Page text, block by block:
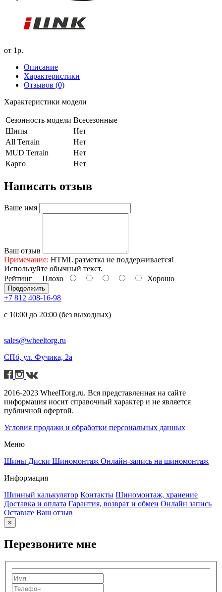
от 1р.
Описание
Характеристики
Отзывов (0)
Характеристики модели
Сезонность модели Всесезонные
Шипы
Нет
All Terrain
Нет
MUD Terrain
Нет
Карго
Нет
Написать отзыв
Ваше имя
Ваш отзыв
Примечание: HTML разметка не поддерживается!
Используйте обычный текст.
Рейтинг Плохо Хорошо
Продолжить
+7 812 408-16-98
с 10:00 до 20:00 (без выходных)
sales@wheeltorg.ru
СПб, ул. Фучика, 2а
2016-2023 WheelTorg.ru. Вся представленная на сайте
информация носит справочный характер и не является
публичной офертой.
Условия продажи и обработки персональных данных
Меню
Шины Диски Шиномонтаж Онлайн-запись на шиномонтаж
Информация
Шинный калькулятор Контакты Шиномонтаж, хранение
Доставка и оплата Гарантия, возврат и обмен Онлайн запись
Оставьте Ваш отзыв
×
Перезвоните мне